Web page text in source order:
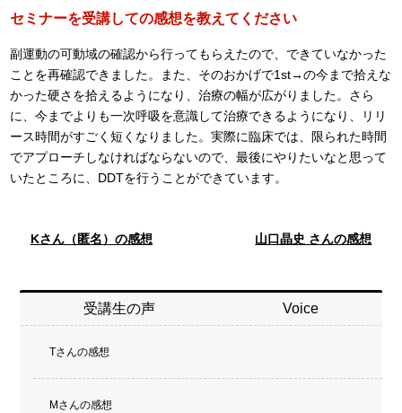
セミナーを受講しての感想を教えてください
副運動の可動域の確認から行ってもらえたので、できていなかった
ことを再確認できました。また、そのおかげで1st→の今まで拾えな
かった硬さを拾えるようになり、治療の幅が広がりました。さら
に、今までよりも一次呼吸を意識して治療できるようになり、リリ
ース時間がすごく短くなりました。実際に臨床では、限られた時間
でアプローチしなければならないので、最後にやりたいなと思って
いたところに、DDTを行うことができています。
Kさん（匿名）の感想 山口晶史 さんの感想
受講生の声 Voice
Tさんの感想
Mさんの感想